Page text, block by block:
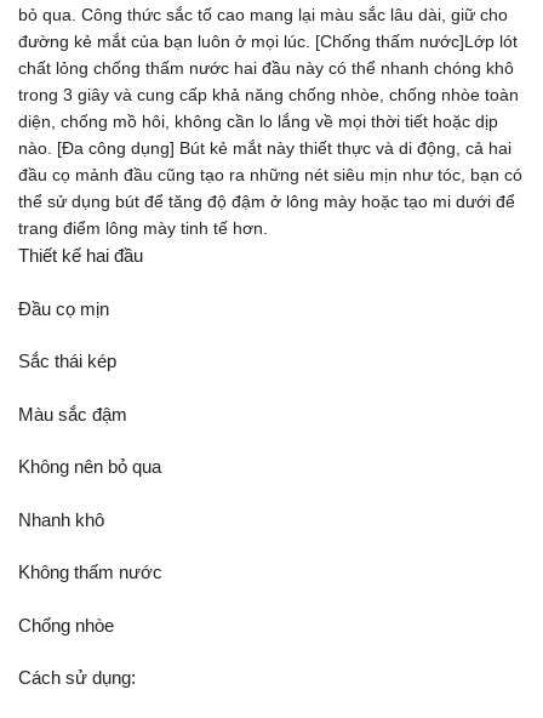
bỏ qua. Công thức sắc tố cao mang lại màu sắc lâu dài, giữ cho
đường kẻ mắt của bạn luôn ở mọi lúc. [Chống thấm nước]Lớp lót
chất lỏng chống thấm nước hai đầu này có thể nhanh chóng khô
trong 3 giây và cung cấp khả năng chống nhòe, chống nhòe toàn
diện, chống mồ hôi, không cần lo lắng về mọi thời tiết hoặc dịp
nào. [Đa công dụng] Bút kẻ mắt này thiết thực và di động, cả hai
đầu cọ mảnh đầu cũng tạo ra những nét siêu mịn như tóc, bạn có
thể sử dụng bút để tăng độ đậm ở lông mày hoặc tạo mi dưới để
trang điểm lông mày tinh tế hơn.
Thiết kế hai đầu
Đầu cọ mịn
Sắc thái kép
Màu sắc đậm
Không nên bỏ qua
Nhanh khô
Không thấm nước
Chống nhòe
Cách sử dụng: